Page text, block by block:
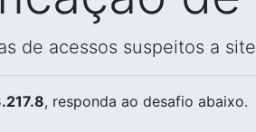
de acessos suspeitos a
, responda ao desafio abaixo.